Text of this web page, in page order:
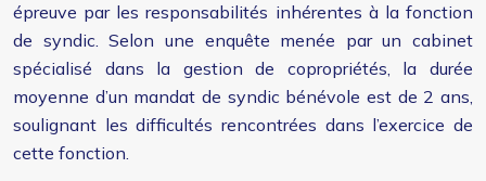
épreuve par les responsabilités inhérentes à la fonction
de syndic. Selon une enquête menée par un cabinet
spécialisé dans la gestion de copropriétés, la durée
moyenne d’un mandat de syndic bénévole est de 2 ans,
soulignant les difficultés rencontrées dans l’exercice de
cette fonction.